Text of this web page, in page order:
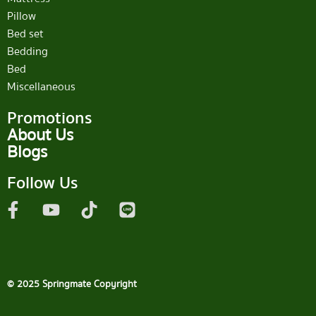
Pillow
Bed set
Bedding
Bed
Miscellaneous
Promotions
About Us
Blogs
Follow Us
© 2025 Springmate Copyright